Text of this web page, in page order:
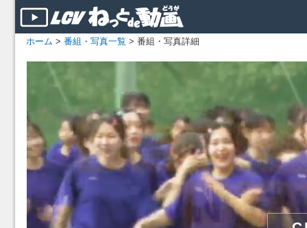
ホーム > 番組・写真一覧 > 番組・写真詳細